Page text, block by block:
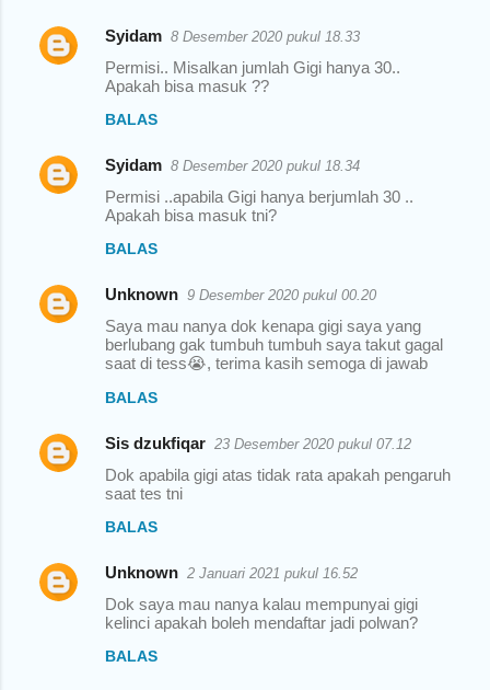
Syidam 8 Desember 2020 pukul 18.33
Permisi.. Misalkan jumlah Gigi hanya 30..
Apakah bisa masuk ??
BALAS
Syidam 8 Desember 2020 pukul 18.34
Permisi ..apabila Gigi hanya berjumlah 30 ..
Apakah bisa masuk tni?
BALAS
Unknown 9 Desember 2020 pukul 00.20
Saya mau nanya dok kenapa gigi saya yang
berlubang gak tumbuh tumbuh saya takut gagal
saat di tess😭, terima kasih semoga di jawab
BALAS
Sis dzukfiqar 23 Desember 2020 pukul 07.12
Dok apabila gigi atas tidak rata apakah pengaruh
saat tes tni
BALAS
Unknown 2 Januari 2021 pukul 16.52
Dok saya mau nanya kalau mempunyai gigi
kelinci apakah boleh mendaftar jadi polwan?
BALAS